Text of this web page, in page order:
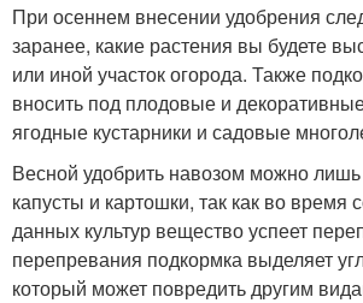
При осеннем внесении удобрения
заранее, какие растения вы будете
или иной участок огорода. Также
вносить под плодовые и
ягодные кустарники и садовые
Весной удобрить навозом можно
капусты и картошки, так как во время
данных культур вещество успеет
перепревания подкормка выделяет
который может повредить другим